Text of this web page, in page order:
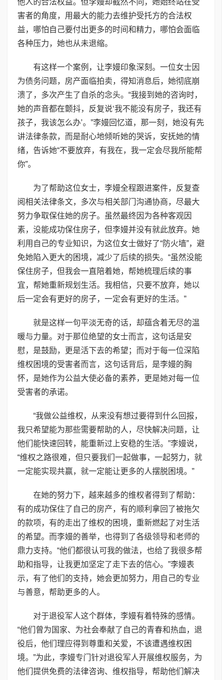
害者的角度，用最大的能力去维护受托方的合法权
益，哪怕自己要付出更多的时间和精力，哪怕会面临
各种压力，她也从未退缩。
有这样一个案例，让李嫚印象深刻。一位女士因
为债务问题，房产面临拍卖，得知消息后，她彻底崩
溃了，多次产生了自杀的念头。“我接到她的咨询时，
她的声音都在颤抖，反复说‘我不能没有房子，我还有
孩子，我该怎么办’。”李嫚回忆道，那一刻，她没有先
讲法律条款，而是耐心地倾听她的哭诉，安抚她的情
绪，告诉她“不要放弃，有我在，我一定会尽我所能帮
你”。
为了帮助这位女士，李嫚全程跟进案件，反复查
阅相关法律条文，多次与相关部门沟通协商，尽最大
努力争取保住她的房子。虽然最终因为各种客观因
素，没能成功保住房子，但李嫚并没有就此放弃。她
利用自己的专业知识，为这位女士做好了“防火墙”，避
免她陷入更大的困境，减少了后续的损失。“虽然没能
保住房子，但我会一直陪着她，帮她梳理后续的事
宜，帮她重新规划生活。我相信，只要不放弃，她以
后一定会有更好的房子，一定会有更好的生活。”
就是这样一句平淡无奇的话，却蕴含着无尽的温
暖与力量。对于那位绝望的女士而言，这句话是安
慰，是鼓励，更是活下去的希望；而对于每一位深陷
维权困境的受害者而言，这句话背后，是李嫚的胸
怀，是她作为公益大使必备的素养，更是她对每一位
受害者的承诺。
“我做公益维权，从来没有想过要得到什么回报，
我只希望能为那些需要帮助的人，尽快解决问题，让
他们能快速回转，能重新过上安稳的生活。”李嫚说，
“维权之路很难，但只要我们一起做事，一起努力，就
一定能实现共赢，就一定能让更多的人摆脱困境。”
在她的努力下，越来越多的维权者得到了帮助：
有的成功保住了自己的房产，有的顺利拿回了被拖欠
的款项，有的走出了维权的困境，重新燃起了对生活
的希望。而李嫚的善举，也得到了各级领导和老师的
鼎力支持。“他们都很认可我的做法，也给了我很多帮
助和指导，让我更加坚定了走下去的信心。”李嫚表
示，有了他们的支持，她会更加努力，用自己的专业
与善意，帮助更多的人。
对于退役军人这个群体，李嫚有着特殊的感情。
“他们曾为国家、为社会奉献了自己的青春和热血，退
役后，他们理应得到尊重和关爱，不该遭遇维权困
境。”为此，李嫚专门针对退役军人开展维权服务，为
他们提供免费的法律咨询、维权指导，帮助他们解决